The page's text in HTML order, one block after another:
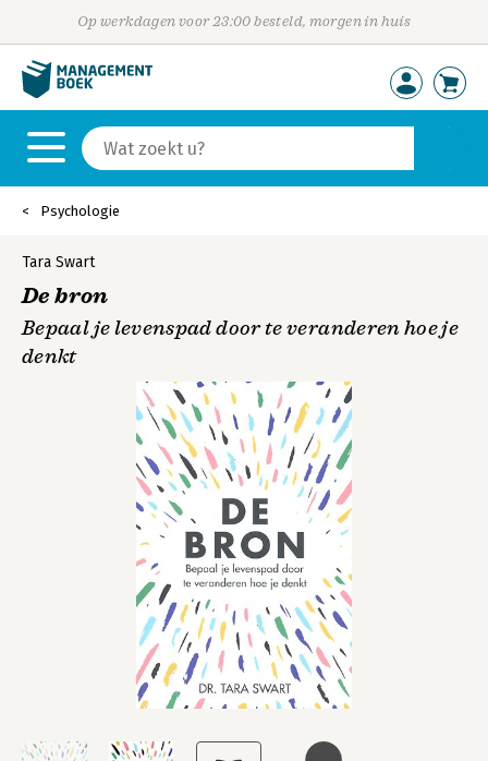
Op werkdagen voor 23:00 besteld, morgen in huis
Psychologie
Tara Swart
De bron
Bepaal je levenspad door te veranderen hoe je
denkt